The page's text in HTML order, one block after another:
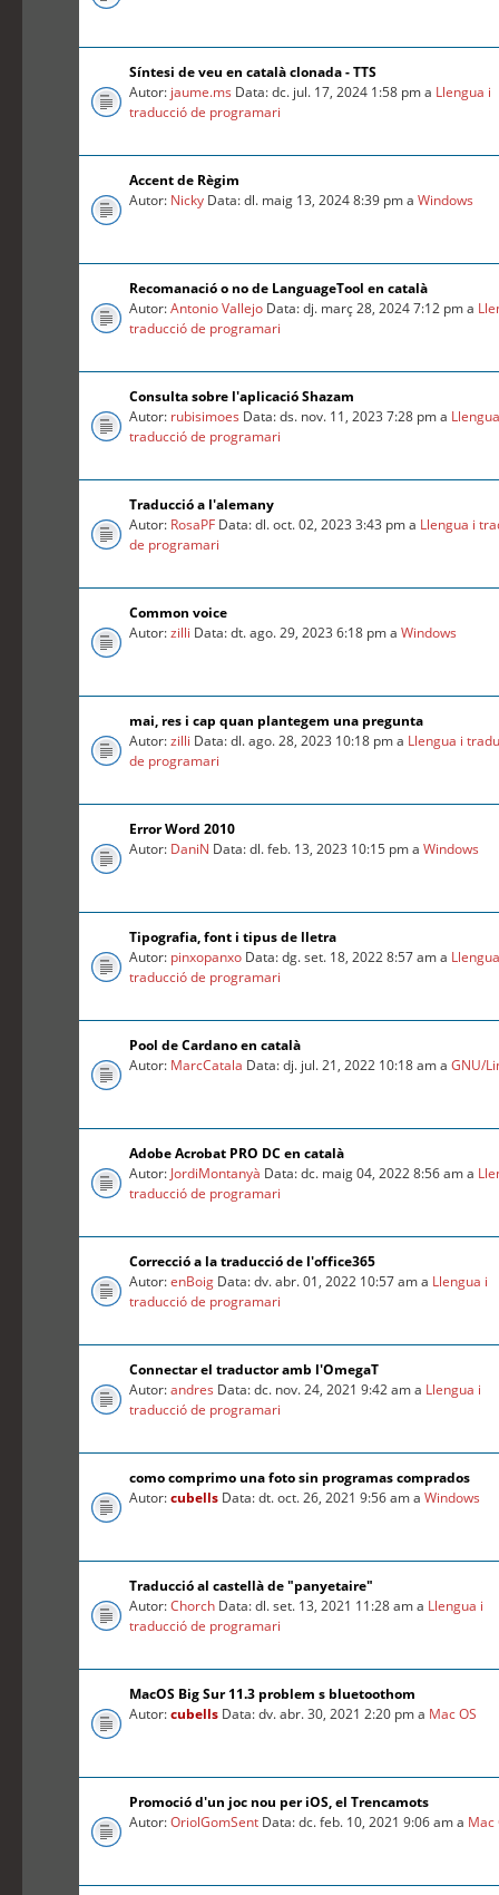
Síntesi de veu en català clonada - TTS
Autor: jaume.ms Data: dc. jul. 17, 2024 1:58 pm a Llengua i
traducció de programari
Accent de Règim
Autor: Nicky Data: dl. maig 13, 2024 8:39 pm aWindows
Recomanació o no de LanguageTool en català
Autor:Antonio Vallejo Data: dj. març 28, 2024 7:12 pm a
traducció de programari
Consulta sobre l'aplicació Shazam
Autor: rubisimoes Data: ds. nov. 11, 2023 7:28 pm a
traducció de programari
Traducció a l'alemany
Autor: RosaPF Data: dl. oct. 02, 2023 3:43 pm a Llengua i
de programari
Common voice
Autor:zilli Data: dt. ago. 29, 2023 6:18 pm aWindows
mai, res i cap quan plantegem una pregunta
Autor:zilli Data: dl. ago. 28, 2023 10:18 pm a Llengua i
de programari
Error Word 2010
Autor: DaniN Data: dl. feb. 13, 2023 10:15 pm aWindows
Tipografia, font i tipus de lletra
Autor: pinxopanxo Data: dg. set. 18, 2022 8:57 am a
traducció de programari
Pool de Cardano en català
Autor: MarcCatala Data: dj. jul. 21, 2022 10:18 am aGNU/
Adobe Acrobat PRO DC en català
Autor: JordiMontanyà Data: dc. maig 04, 2022 8:56 am a
traducció de programari
Correcció a la traducció de l'office365
Autor:enBoig Data: dv. abr. 01, 2022 10:57 am a Llengua i
traducció de programari
Connectar el traductor amb l'OmegaT
Autor:andres Data: dc. nov. 24, 2021 9:42 am a Llengua i
traducció de programari
como comprimo una foto sin programas comprados
Autor:cubells Data: dt. oct. 26, 2021 9:56 am aWindows
Traducció al castellà de "panyetaire"
Autor:Chorch Data: dl. set. 13, 2021 11:28 am a Llengua i
traducció de programari
MacOS Big Sur 11.3 problem s bluetoothom
Autor:cubells Data: dv. abr. 30, 2021 2:20 pm a Mac OS
Promoció d'un joc nou per iOS, el Trencamots
Autor:OriolGomSent Data: dc. feb. 10, 2021 9:06 am a Mac